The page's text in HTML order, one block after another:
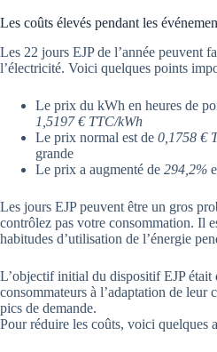
Les coûts élevés pendant les
Les 22 jours EJP de l’année peuvent
l’électricité. Voici quelques points
Le prix du kWh en heures de
1,5197 € TTC/kWh
Le prix normal est de 0,1758 €
grande
Le prix a augmenté de 294,2%
Les jours EJP peuvent être un gros
contrôlez pas votre consommation. Il
habitudes d’utilisation de l’énergie
L’objectif initial du dispositif EJP était
consommateurs à l’adaptation de leur
pics de demande.
Pour réduire les coûts, voici quelques